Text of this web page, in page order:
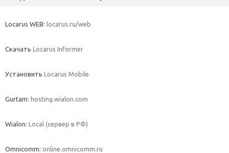
Locarus WEB: locarus.ru/web
Скачать Locarus Informer
Установить Locarus Mobile
Gurtam: hosting.wialon.com
Wialon: Local (сервер в РФ)
Omnicomm: online.omnicomm.ru